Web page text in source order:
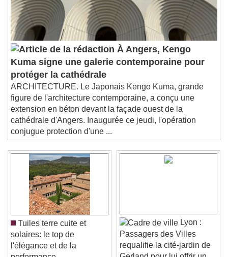
À Angers, Kengo
Kuma signe une galerie contemporaine pour
protéger la cathédrale
ARCHITECTURE. Le Japonais Kengo Kuma, grande
figure de l'architecture contemporaine, a conçu une
extension en béton devant la façade ouest de la
cathédrale d'Angers. Inaugurée ce jeudi, l'opération
conjugue protection d'une ...
Tuiles terre cuite et
solaires: le top de
l'élégance et de la
Lyon :
Passagers des Villes
requalifie la cité-jardin de